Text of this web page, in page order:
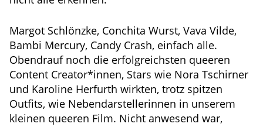
Margot Schlönzke, Conchita Wurst, Vava Vilde,
Bambi Mercury, Candy Crash, einfach alle.
Obendrauf noch die erfolgreichsten queeren
Content Creator*innen, Stars wie Nora Tschirner
und Karoline Herfurth wirkten, trotz spitzen
Outfits, wie Nebendarstellerinnen in unserem
kleinen queeren Film. Nicht anwesend war,